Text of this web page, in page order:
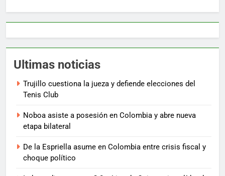
Ultimas noticias
Trujillo cuestiona la jueza y defiende elecciones del
Tenis Club
Noboa asiste a posesión en Colombia y abre nueva
etapa bilateral
De la Espriella asume en Colombia entre crisis fiscal y
choque político